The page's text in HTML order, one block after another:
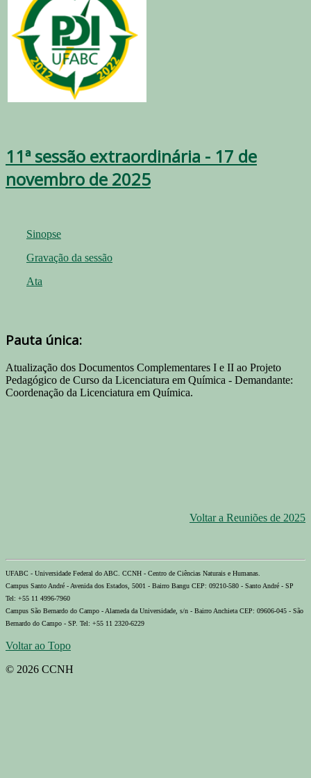
11ª sessão extraordinária - 17 de
novembro de 2025
Sinopse
Gravação da sessão
Ata
Pauta única:
Atualização dos Documentos Complementares I e II ao Projeto
Pedagógico de Curso da Licenciatura em Química - Demandante:
Coordenação da Licenciatura em Química.
Voltar a Reuniões de 2025
UFABC - Universidade Federal do ABC. CCNH - Centro de Ciências Naturais e Humanas.
Campus Santo André - Avenida dos Estados, 5001 - Bairro Bangu CEP: 09210-580 - Santo André - SP
Tel: +55 11 4996-7960
Campus São Bernardo do Campo - Alameda da Universidade, s/n - Bairro Anchieta CEP: 09606-045 - São
Bernardo do Campo - SP. Tel: +55 11 2320-6229
Voltar ao Topo
© 2026 CCNH